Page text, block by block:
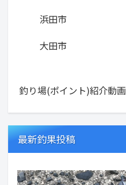
浜田市
大田市
釣り場(ポイント)紹介動画
最新釣果投稿